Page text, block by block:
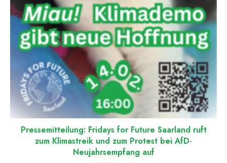
Pressemitteilung: Fridays for Future Saarland ruft
zum Klimastreik und zum Protest bei AfD-
Neujahrsempfang auf